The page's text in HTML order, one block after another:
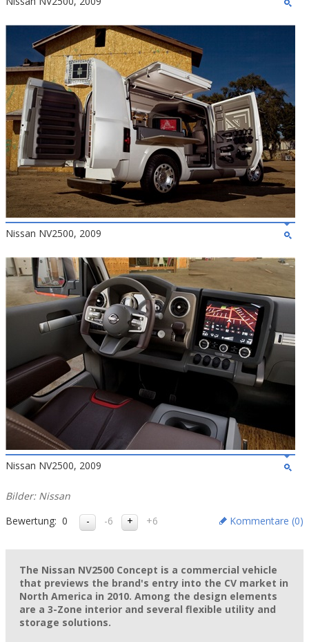
Nissan NV2500, 2009
Nissan NV2500, 2009
Bilder: Nissan
Bewertung: 0 -6 +6 Kommentare (0)
The Nissan NV2500 Concept is a commercial vehicle
that previews the brand's entry into the CV market in
North America in 2010. Among the design elements
are a 3-Zone interior and several flexible utility and
storage solutions.